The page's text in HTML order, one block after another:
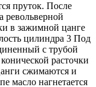
пруток. После
револьверной
в зажимной цанге
цилиндра 3 Под
с трубой
расточки
сжимаются и
масло нагнетается